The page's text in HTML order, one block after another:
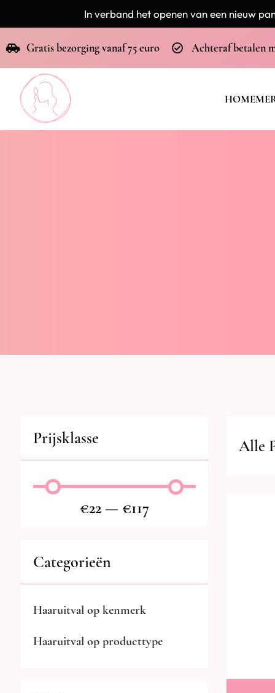
In verband het openen van een nieuw
Gratis bezorging vanaf 75 euro Achteraf betalen
HOME
Prijsklasse
€22— €117
Categorieën
Haaruitval op kenmerk
Haaruitval op producttype
Alle